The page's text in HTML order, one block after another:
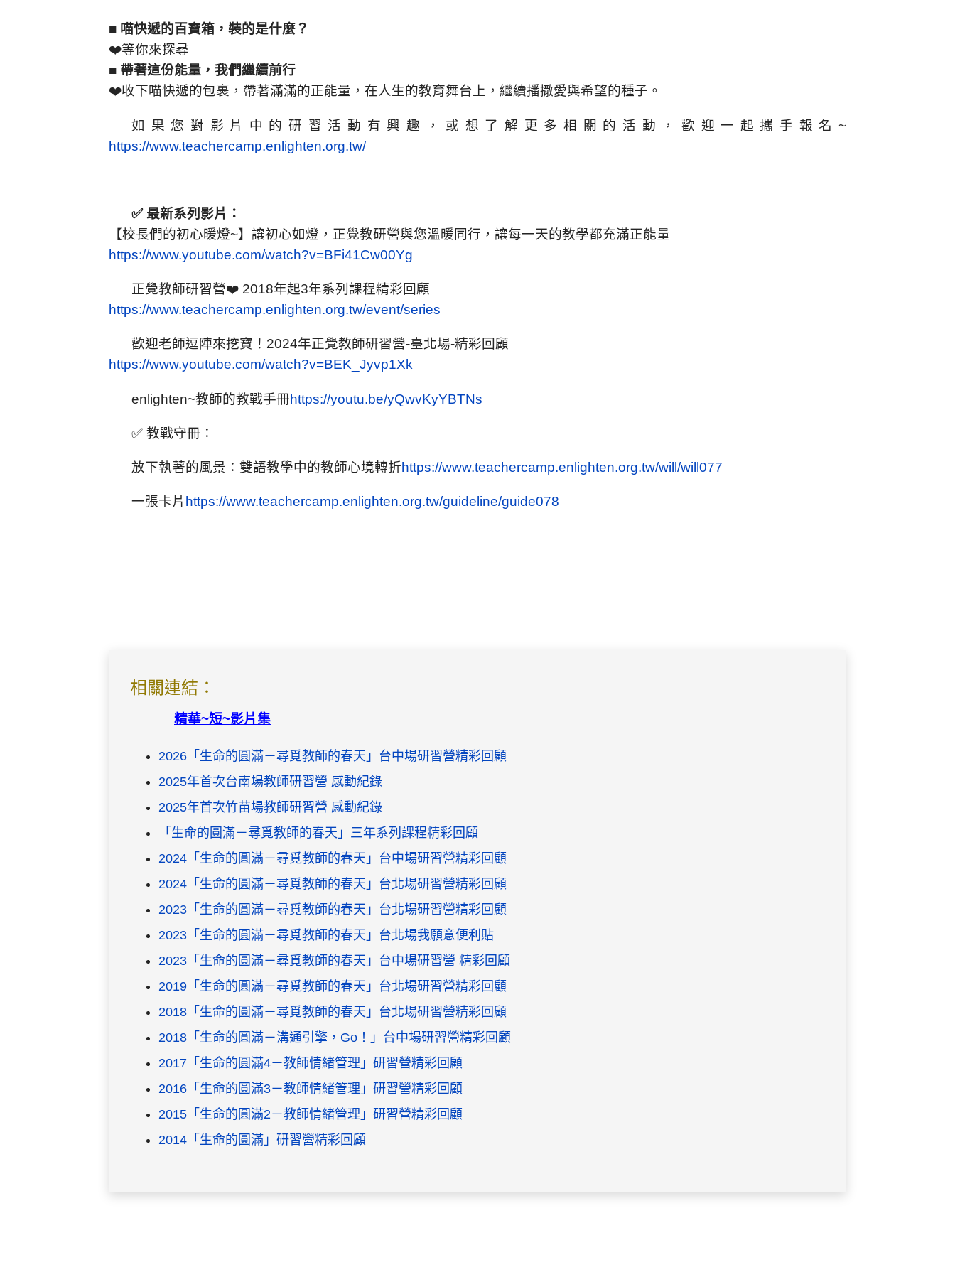
■ 喵快遞的百寶箱，裝的是什麼？
❤️等你來探尋
■ 帶著這份能量，我們繼續前行
❤️收下喵快遞的包裹，帶著滿滿的正能量，在人生的教育舞台上，繼續播撒愛與希望的種子。
如果您對影片中的研習活動有興趣，或想了解更多相關的活動，歡迎一起攜手報名~
https://www.teachercamp.enlighten.org.tw/
✅ 最新系列影片：
【校長們的初心暖燈~】讓初心如燈，正覺教研營與您溫暖同行，讓每一天的教學都充滿正能量
https://www.youtube.com/watch?v=BFi41Cw00Yg
正覺教師研習營❤️ 2018年起3年系列課程精彩回顧
https://www.teachercamp.enlighten.org.tw/event/series
歡迎老師逗陣來挖寶！2024年正覺教師研習營-臺北場-精彩回顧
https://www.youtube.com/watch?v=BEK_Jyvp1Xk
enlighten~教師的教戰手冊https://youtu.be/yQwvKyYBTNs
✅ 教戰守冊：
放下執著的風景：雙語教學中的教師心境轉折https://www.teachercamp.enlighten.org.tw/will/will077
一張卡片 https://www.teachercamp.enlighten.org.tw/guideline/guide078
相關連結：
精華~短~影片集
2026「生命的圓滿－尋覓教師的春天」台中場研習營精彩回顧
2025年首次台南場教師研習營 感動紀錄
2025年首次竹苗場教師研習營 感動紀錄
「生命的圓滿－尋覓教師的春天」三年系列課程精彩回顧
2024「生命的圓滿－尋覓教師的春天」台中場研習營精彩回顧
2024「生命的圓滿－尋覓教師的春天」台北場研習營精彩回顧
2023「生命的圓滿－尋覓教師的春天」台北場研習營精彩回顧
2023「生命的圓滿－尋覓教師的春天」台北場我願意便利貼
2023「生命的圓滿－尋覓教師的春天」台中場研習營 精彩回顧
2019「生命的圓滿－尋覓教師的春天」台北場研習營精彩回顧
2018「生命的圓滿－尋覓教師的春天」台北場研習營精彩回顧
2018「生命的圓滿－溝通引擎，Go！」台中場研習營精彩回顧
2017「生命的圓滿4－教師情緒管理」研習營精彩回顧
2016「生命的圓滿3－教師情緒管理」研習營精彩回顧
2015「生命的圓滿2－教師情緒管理」研習營精彩回顧
2014「生命的圓滿」研習營精彩回顧